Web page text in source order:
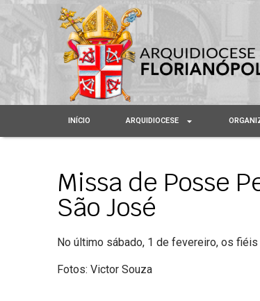
INÍCIO ARQUIDIOCESE
Missa de Posse
São José
No último sábado, 1 de fevereiro, os fiéis
Fotos: Victor Souza